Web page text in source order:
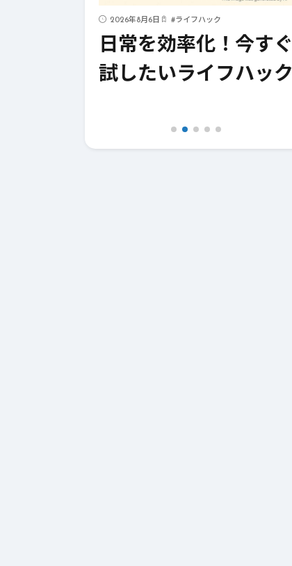
2026年8月6日 #ライフハック
日常を効率化！今すぐ
試したいライフハック